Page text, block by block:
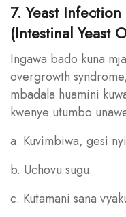
7. Yeast
(Intestinal Yeast
Ingawa bado kuna
overgrowth
mbadala huamini
kwenye utumbo
a. Kuvimbiwa, gesi
b. Uchovu sugu.
c. Kutamani sana